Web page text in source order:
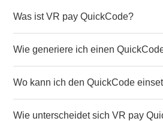
Was ist VR pay QuickCode?
Wie generiere ich einen
Wo kann ich den QuickCode
Wie unterscheidet sich VR pay